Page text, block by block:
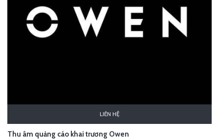
LIÊN HỆ
Thu âm quảng cáo khai trương Owen